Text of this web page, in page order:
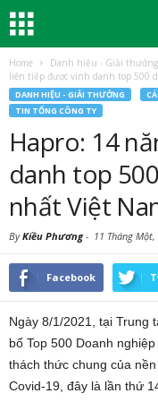
Home Danh hiệu - Giải thưởng
liên tiếp được vinh danh top 500
DANH HIỆU - GIẢI THƯỞNG
TIN TỔNG CÔNG TY
Hapro: 14
danh top
nhất Việt
ByKiều Phương- 11 Tháng Một,
Facebook
Ngày 8/1/2021, tại Trung
bố Top 500 Doanh
thách thức chung của
Covid-19, đây là lần thứ